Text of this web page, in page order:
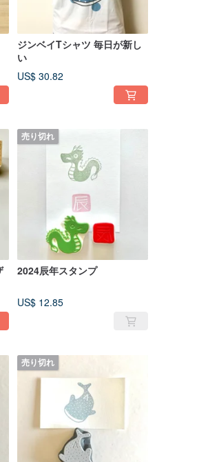
ジンベイTシャツ 毎日が新し
い
US$ 30.82
売り切れ
2024辰年スタンプ
US$ 12.85
売り切れ